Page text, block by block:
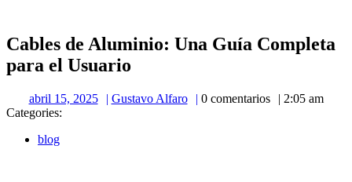
Cables de Aluminio: Una Guía Completa
para el Usuario
abril 15, 2025
abril
Gustavo Alfaro
Gustavo
0 comentarios
2:05 am
Categories:
blog